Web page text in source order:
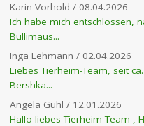
Karin Vorhold / 08.04.2026
Ich habe mich entschlossen,
Bullimaus...
Inga Lehmann / 02.04.2026
Liebes Tierheim-Team, seit
Bershka...
Angela Guhl / 12.01.2026
Hallo liebes Tierheim Team ,